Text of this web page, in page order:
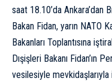
saat 18.10’da Ankara’dan
Bakan Fidan, yarın NATO
Bakanları Toplantısına
Dışişleri Bakanı Fidan’ın
vesilesiyle